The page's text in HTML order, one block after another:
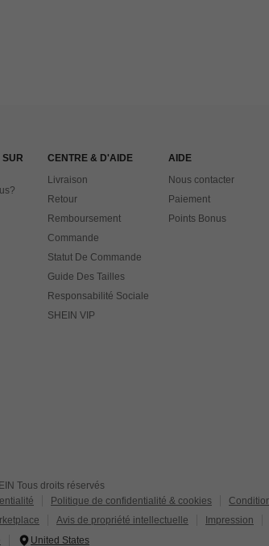
SUR
CENTRE & D'AIDE
Livraison
Retour
Remboursement
Commande
Statut De Commande
Guide Des Tailles
Responsabilité Sociale
SHEIN VIP
AIDE
Nous contacter
Paiement
Points Bonus
Tous droits réservés
Politique de confidentialité & cookies
Avis de propriété intellectuelle
Impression
United States